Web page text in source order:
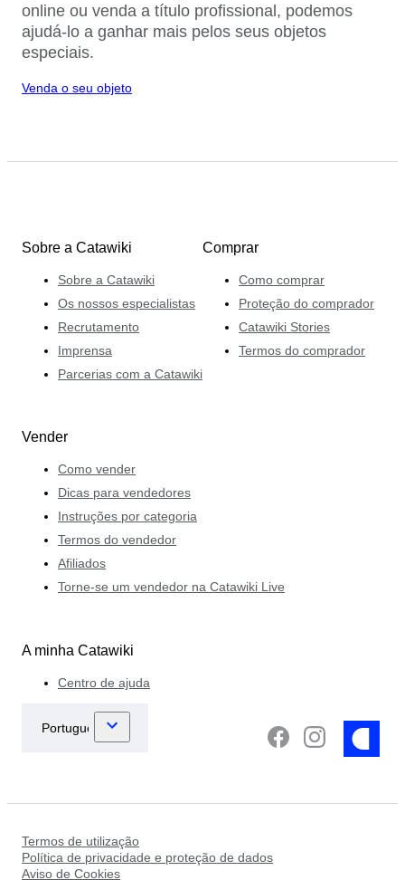
online ou venda a título profissional, podemos
ajudá-lo a ganhar mais pelos seus objetos
especiais.
Venda o seu objeto
Sobre a Catawiki
Sobre a Catawiki
Os nossos especialistas
Recrutamento
Imprensa
Parcerias com a Catawiki
Comprar
Como comprar
Proteção do comprador
Catawiki Stories
Termos do comprador
Vender
Como vender
Dicas para vendedores
Instruções por categoria
Termos do vendedor
Afiliados
Torne-se um vendedor na Catawiki Live
A minha Catawiki
Centro de ajuda
Termos de utilização
Política de privacidade e proteção de dados
Aviso de Cookies